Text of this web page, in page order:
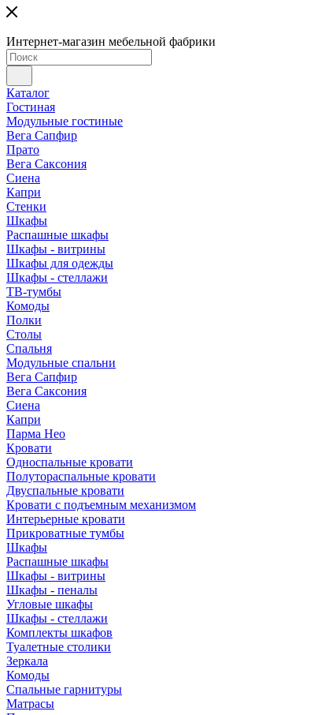
Интернет-магазин мебельной фабрики
Каталог
Гостиная
Модульные гостиные
Вега Сапфир
Прато
Вега Саксония
Сиена
Капри
Стенки
Шкафы
Распашные шкафы
Шкафы - витрины
Шкафы для одежды
Шкафы - стеллажи
ТВ-тумбы
Комоды
Полки
Столы
Спальня
Модульные спальни
Вега Сапфир
Вега Саксония
Сиена
Капри
Парма Нео
Кровати
Односпальные кровати
Полутораспальные кровати
Двуспальные кровати
Кровати с подъемным механизмом
Интерьерные кровати
Прикроватные тумбы
Шкафы
Распашные шкафы
Шкафы - витрины
Шкафы - пеналы
Угловые шкафы
Шкафы - стеллажи
Комплекты шкафов
Туалетные столики
Зеркала
Комоды
Спальные гарнитуры
Матрасы